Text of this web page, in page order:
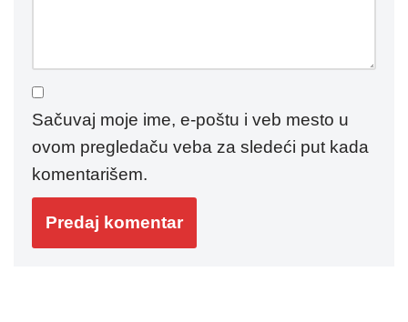
Sačuvaj moje ime, e-poštu i veb mesto u
ovom pregledaču veba za sledeći put kada
komentarišem.